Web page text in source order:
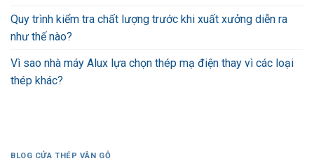
Quy trình kiểm tra chất lượng trước khi xuất xưởng diễn ra
như thế nào?
Vì sao nhà máy Alux lựa chọn thép mạ điện thay vì các loại
thép khác?
BLOG CỬA THÉP VÂN GỖ